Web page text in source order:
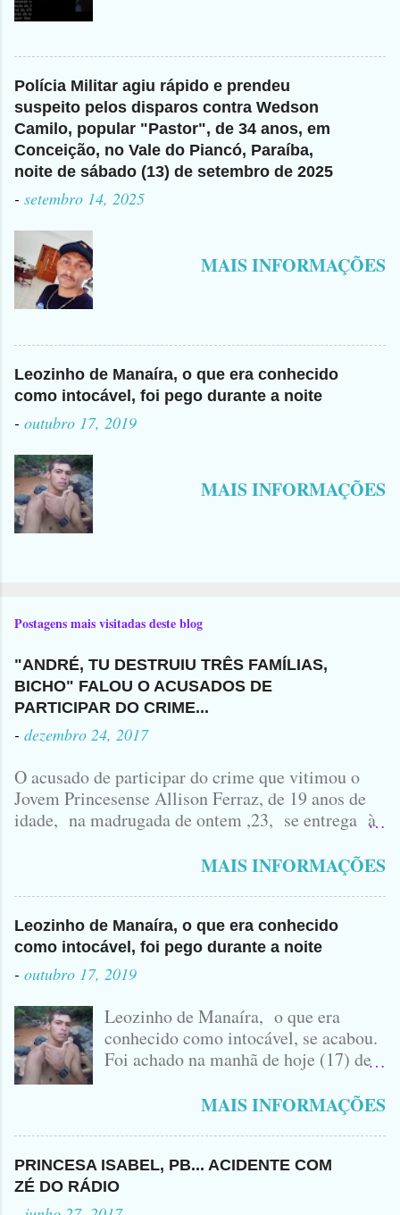
Polícia Militar agiu rápido e prendeu
suspeito pelos disparos contra Wedson
Camilo, popular "Pastor", de 34 anos, em
Conceição, no Vale do Piancó, Paraíba,
noite de sábado (13) de setembro de 2025
- setembro 14, 2025
MAIS INFORMAÇÕES
Leozinho de Manaíra, o que era conhecido
como intocável, foi pego durante a noite
- outubro 17, 2019
MAIS INFORMAÇÕES
Postagens mais visitadas deste blog
"ANDRÉ, TU DESTRUIU TRÊS FAMÍLIAS,
BICHO" FALOU O ACUSADOS DE
PARTICIPAR DO CRIME...
- dezembro 24, 2017
O acusado de participar do crime que vitimou o
Jovem Princesense Allison Ferraz, de 19 anos de
idade, na madrugada de ontem ,23, se entrega à
vulgo ( CORRÓ ) falou como tudo aconteceu ...
MAIS INFORMAÇÕES
Leozinho de Manaíra, o que era conhecido
como intocável, foi pego durante a noite
- outubro 17, 2019
Leozinho de Manaíra, o que era
conhecido como intocável, se acabou.
Foi achado na manhã de hoje (17) de
no Sertão da Paraíba, o Lendário
atingido com disparo de calibre 12. O
Procurado pela Justiça havia matado
a Namorada dele, Fabrícia Nogueira ,
MAIS INFORMAÇÕES
PRINCESA ISABEL, PB... ACIDENTE COM
ZÉ DO RÁDIO